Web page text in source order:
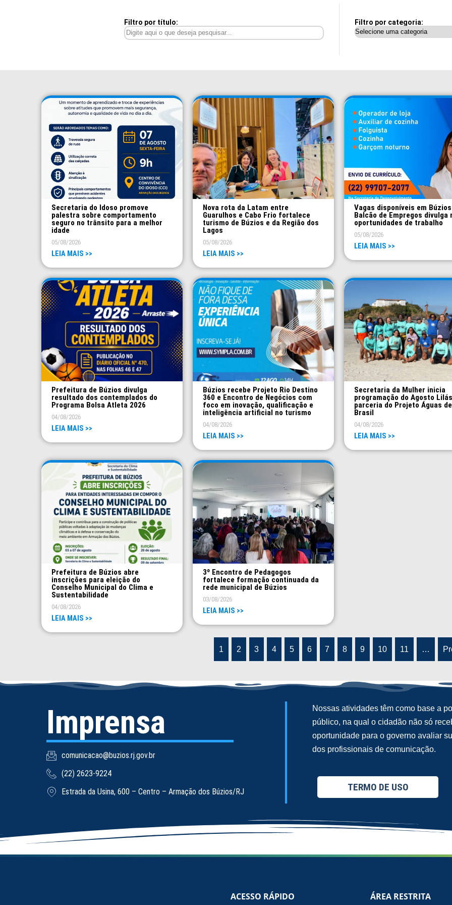
Filtro por título: Filtro por categoria:
Secretaria do Idoso promove
palestra sobre comportamento
seguro no trânsito para a melhor
idade
05/08/2026
LEIA MAIS >>
Nova rota da Latam entre
Guarulhos e Cabo Frio fortalece
turismo de Búzios e da Região dos
Lagos
05/08/2026
LEIA MAIS >>
Vagas disponíveis em
Balcão de Empregos divulga
oportunidades de trabalho
05/08/2026
LEIA MAIS >>
Prefeitura de Búzios divulga
resultado dos contemplados do
Programa Bolsa Atleta 2026
04/08/2026
LEIA MAIS >>
Búzios recebe Projeto Rio Destino
360 e Encontro de Negócios com
foco em inovação, qualificação e
inteligência artificial no turismo
04/08/2026
LEIA MAIS >>
Secretaria da Mulher inicia
programação do Agosto
parceria do Projeto Águas
Brasil
04/08/2026
LEIA MAIS >>
Prefeitura de Búzios abre
inscrições para eleição do
Conselho Municipal do Clima e
Sustentabilidade
04/08/2026
LEIA MAIS >>
3º Encontro de Pedagogos
fortalece formação continuada da
rede municipal de Búzios
03/08/2026
LEIA MAIS >>
1 2 3 4 5 6 7 8 9 10 11 …
Imprensa
comunicacao@buzios.rj.gov.br
(22) 2623-9224
Estrada da Usina, 600 – Centro – Armação dos Búzios/RJ
Nossas atividades têm como base a
público, na qual o cidadão não só
oportunidade para o governo avaliar
dos profissionais de comunicação.
TERMO DE USO
ACESSO RÁPIDO ÁREA RESTRITA